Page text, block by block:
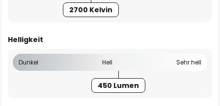
2700 Kelvin
Helligkeit
Dunkel Hell Sehr hell
450 Lumen